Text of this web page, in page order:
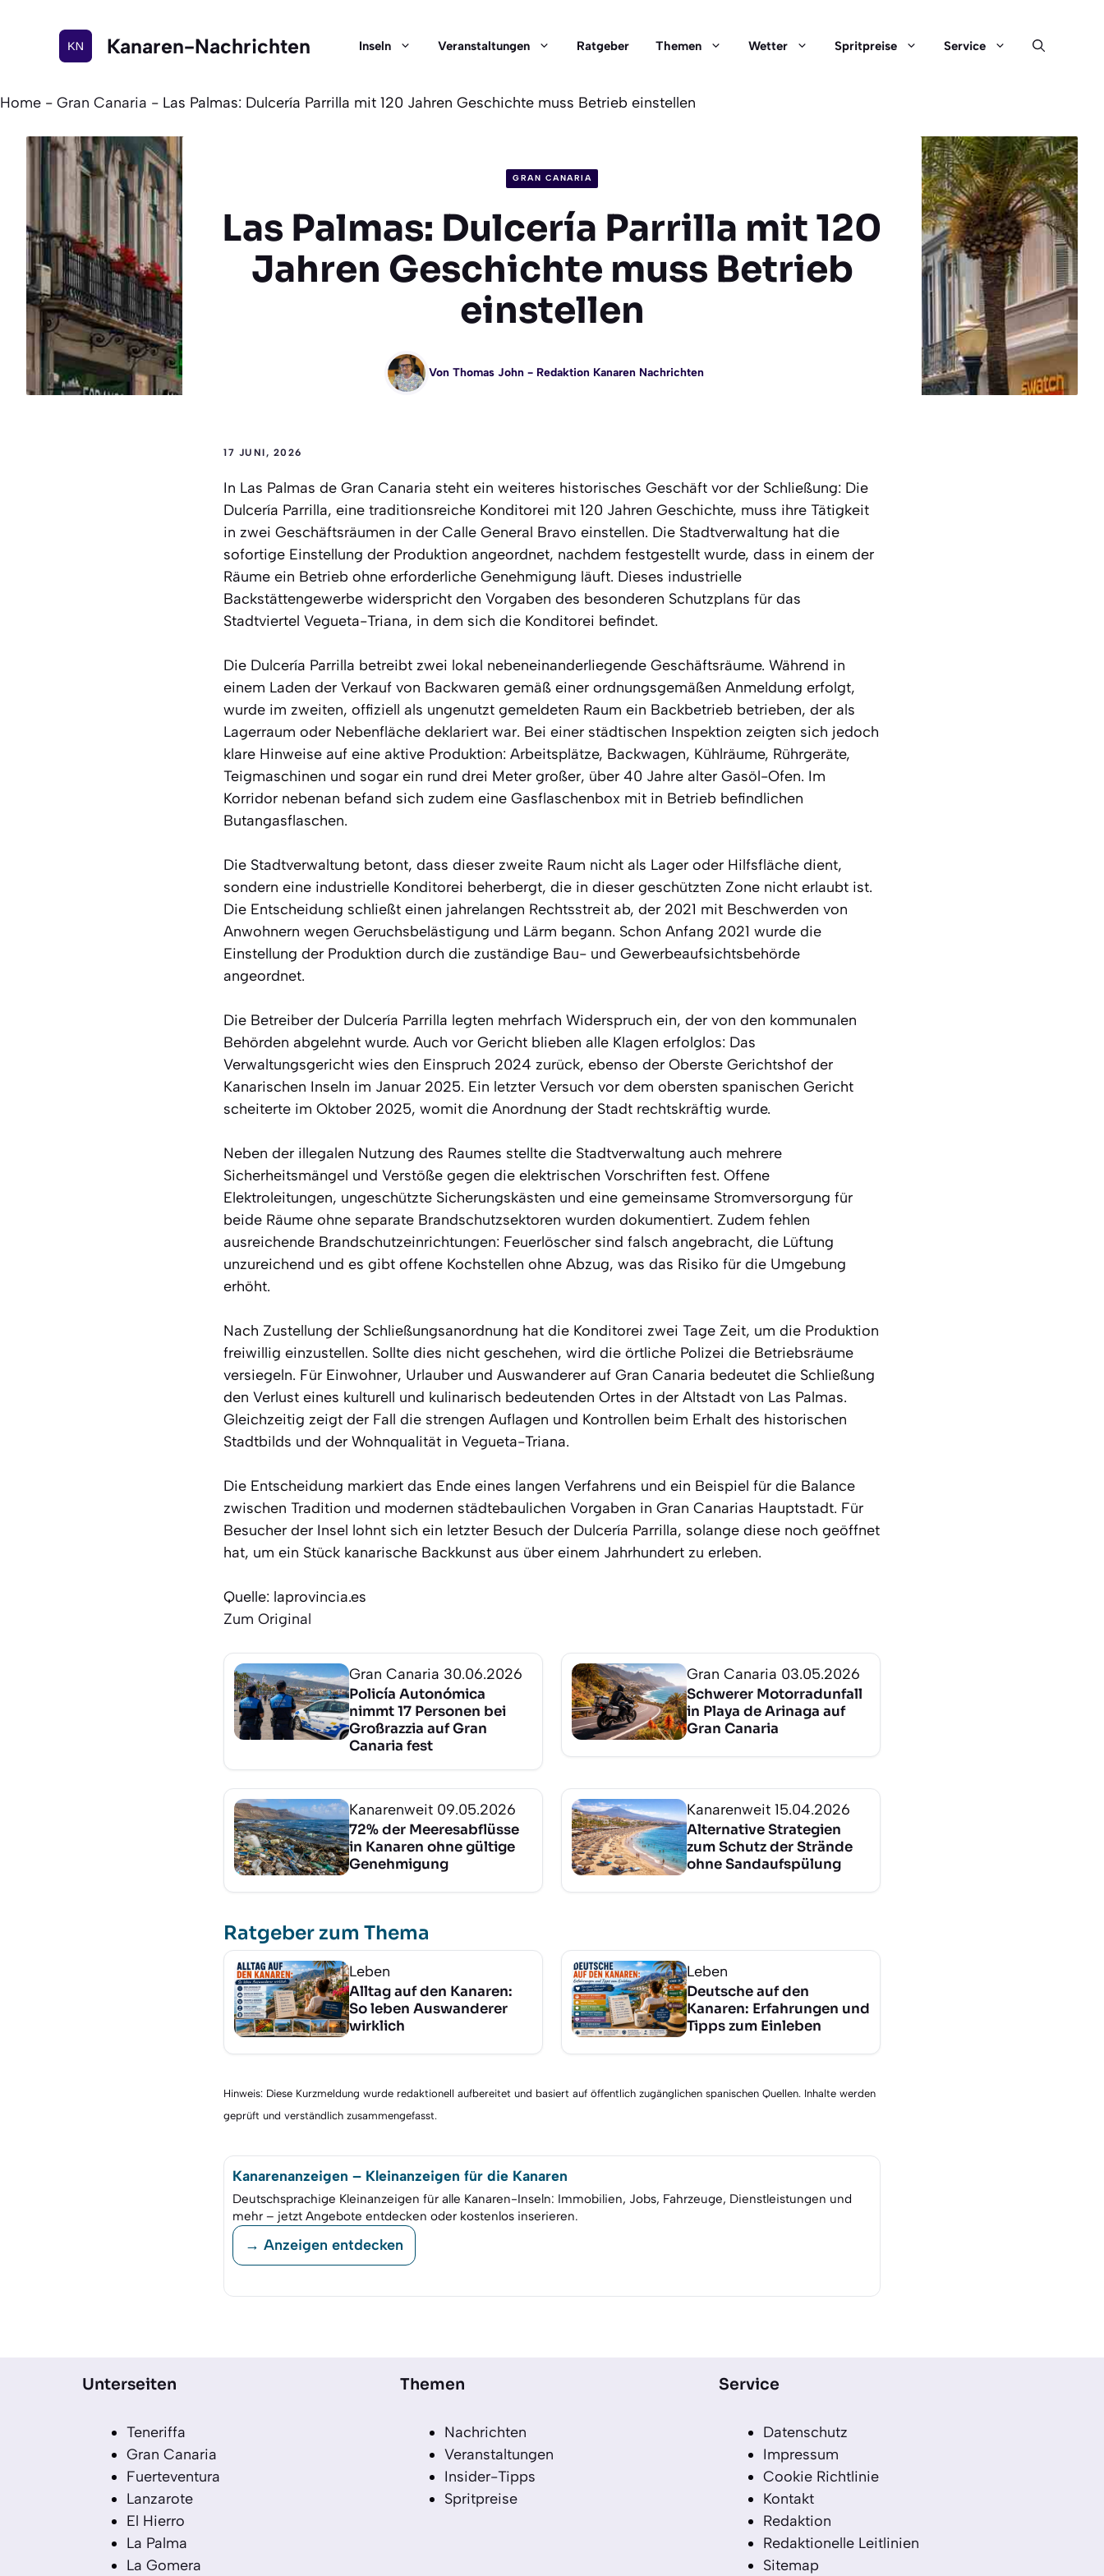
Kanaren-Nachrichten Inseln Veranstaltungen Ratgeber Themen Wetter Spritpreise Service
Home - Gran Canaria - Las Palmas: Dulcería Parrilla mit 120 Jahren Geschichte muss Betrieb einstellen
GRAN CANARIA
Las Palmas: Dulcería Parrilla mit 120
Jahren Geschichte muss Betrieb
einstellen
Von Thomas John- Redaktion Kanaren Nachrichten
17 JUNI, 2026
In Las Palmas de Gran Canaria steht ein weiteres historisches Geschäft vor der Schließung: Die
Dulcería Parrilla, eine traditionsreiche Konditorei mit 120 Jahren Geschichte, muss ihre Tätigkeit
in zwei Geschäftsräumen in der Calle General Bravo einstellen. Die Stadtverwaltung hat die
sofortige Einstellung der Produktion angeordnet, nachdem festgestellt wurde, dass in einem der
Räume ein Betrieb ohne erforderliche Genehmigung läuft. Dieses industrielle
Backstättengewerbe widerspricht den Vorgaben des besonderen Schutzplans für das
Stadtviertel Vegueta-Triana, in dem sich die Konditorei befindet.
Die Dulcería Parrilla betreibt zwei lokal nebeneinanderliegende Geschäftsräume. Während in
einem Laden der Verkauf von Backwaren gemäß einer ordnungsgemäßen Anmeldung erfolgt,
wurde im zweiten, offiziell als ungenutzt gemeldeten Raum ein Backbetrieb betrieben, der als
Lagerraum oder Nebenfläche deklariert war. Bei einer städtischen Inspektion zeigten sich jedoch
klare Hinweise auf eine aktive Produktion: Arbeitsplätze, Backwagen, Kühlräume, Rührgeräte,
Teigmaschinen und sogar ein rund drei Meter großer, über 40 Jahre alter Gasöl-Ofen. Im
Korridor nebenan befand sich zudem eine Gasflaschenbox mit in Betrieb befindlichen
Butangasflaschen.
Die Stadtverwaltung betont, dass dieser zweite Raum nicht als Lager oder Hilfsfläche dient,
sondern eine industrielle Konditorei beherbergt, die in dieser geschützten Zone nicht erlaubt ist.
Die Entscheidung schließt einen jahrelangen Rechtsstreit ab, der 2021 mit Beschwerden von
Anwohnern wegen Geruchsbelästigung und Lärm begann. Schon Anfang 2021 wurde die
Einstellung der Produktion durch die zuständige Bau- und Gewerbeaufsichtsbehörde
angeordnet.
Die Betreiber der Dulcería Parrilla legten mehrfach Widerspruch ein, der von den kommunalen
Behörden abgelehnt wurde. Auch vor Gericht blieben alle Klagen erfolglos: Das
Verwaltungsgericht wies den Einspruch 2024 zurück, ebenso der Oberste Gerichtshof der
Kanarischen Inseln im Januar 2025. Ein letzter Versuch vor dem obersten spanischen Gericht
scheiterte im Oktober 2025, womit die Anordnung der Stadt rechtskräftig wurde.
Neben der illegalen Nutzung des Raumes stellte die Stadtverwaltung auch mehrere
Sicherheitsmängel und Verstöße gegen die elektrischen Vorschriften fest. Offene
Elektroleitungen, ungeschützte Sicherungskästen und eine gemeinsame Stromversorgung für
beide Räume ohne separate Brandschutzsektoren wurden dokumentiert. Zudem fehlen
ausreichende Brandschutzeinrichtungen: Feuerlöscher sind falsch angebracht, die Lüftung
unzureichend und es gibt offene Kochstellen ohne Abzug, was das Risiko für die Umgebung
erhöht.
Nach Zustellung der Schließungsanordnung hat die Konditorei zwei Tage Zeit, um die Produktion
freiwillig einzustellen. Sollte dies nicht geschehen, wird die örtliche Polizei die Betriebsräume
versiegeln. Für Einwohner, Urlauber und Auswanderer auf Gran Canaria bedeutet die Schließung
den Verlust eines kulturell und kulinarisch bedeutenden Ortes in der Altstadt von Las Palmas.
Gleichzeitig zeigt der Fall die strengen Auflagen und Kontrollen beim Erhalt des historischen
Stadtbilds und der Wohnqualität in Vegueta-Triana.
Die Entscheidung markiert das Ende eines langen Verfahrens und ein Beispiel für die Balance
zwischen Tradition und modernen städtebaulichen Vorgaben in Gran Canarias Hauptstadt. Für
Besucher der Insel lohnt sich ein letzter Besuch der Dulcería Parrilla, solange diese noch geöffnet
hat, um ein Stück kanarische Backkunst aus über einem Jahrhundert zu erleben.
Quelle: laprovincia.es
Zum Original
Gran Canaria 30.06.2026
Policía Autonómica
nimmt 17 Personen bei
Großrazzia auf Gran
Canaria fest
Gran Canaria 03.05.2026
Schwerer Motorradunfall
in Playa de Arinaga auf
Gran Canaria
Kanarenweit 09.05.2026
72% der Meeresabflüsse
in Kanaren ohne gültige
Genehmigung
Kanarenweit 15.04.2026
Alternative Strategien
zum Schutz der Strände
ohne Sandaufspülung
Ratgeber zum Thema
Leben
Alltag auf den Kanaren:
So leben Auswanderer
wirklich
Leben
Deutsche auf den
Kanaren: Erfahrungen und
Tipps zum Einleben
Hinweis: Diese Kurzmeldung wurde redaktionell aufbereitet und basiert auf öffentlich zugänglichen spanischen Quellen. Inhalte werden
geprüft und verständlich zusammengefasst.
Kanarenanzeigen – Kleinanzeigen für die Kanaren
Deutschsprachige Kleinanzeigen für alle Kanaren-Inseln: Immobilien, Jobs, Fahrzeuge, Dienstleistungen und
mehr – jetzt Angebote entdecken oder kostenlos inserieren.
→ Anzeigen entdecken
Unterseiten
Teneriffa
Gran Canaria
Fuerteventura
Lanzarote
El Hierro
La Palma
La Gomera
Themen
Nachrichten
Veranstaltungen
Insider-Tipps
Spritpreise
Service
Datenschutz
Impressum
Cookie Richtlinie
Kontakt
Redaktion
Redaktionelle Leitlinien
Sitemap